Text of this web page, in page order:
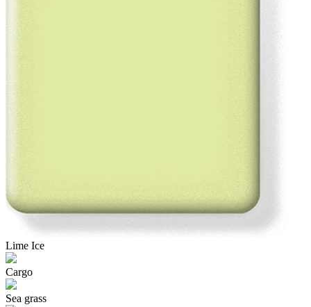
Lime Ice
Cargo
Sea grass